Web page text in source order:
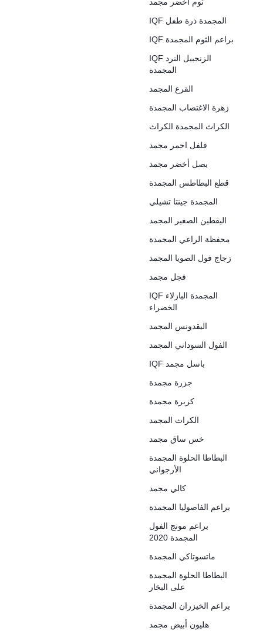
IQF المجمدة ذرة طفل
IQF براعم الثوم المجمدة
IQF الزنجبيل النرد
المجمدة
القرع المجمد
زهرة الاغتصاب المجمدة
الكراث المجمدة الكراث
فلفل احمر مجمد
بصل أخضر مجمد
قطع البطاطس المجمدة
المجمدة جينتا تشيلي
اليقطين الصغير المجمد
محفظة الراعي المجمدة
زجاج فول الصويا المجمد
فجل مجمد
IQF المجمدة البازلاء
الخضراء
البقدونس المجمد
الفول السوداني المجمد
IQF باسل مجمد
جزرة مجمدة
كزبرة مجمدة
الكراث المجمد
خس ساق مجمد
البطاطا الحلوة المجمدة
الأرجواني
كالي مجمد
براعم الفاصوليا المجمدة
براعم مونج الفول
المجمدة 2020
ماتسوتاكي المجمدة
البطاطا الحلوة المجمدة
على البخار
براعم الخيزران المجمدة
هليون أبيض مجمد